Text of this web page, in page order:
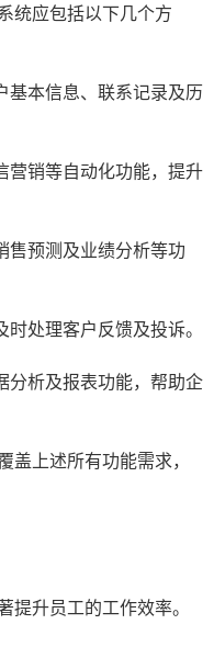
统应包括以下几个方
基本信息、联系记录及历
营销等自动化功能，提升
售预测及业绩分析等功
处理客户反馈及投诉。
分析及报表功能，帮助企
上述所有功能需求，
升员工的工作效率。